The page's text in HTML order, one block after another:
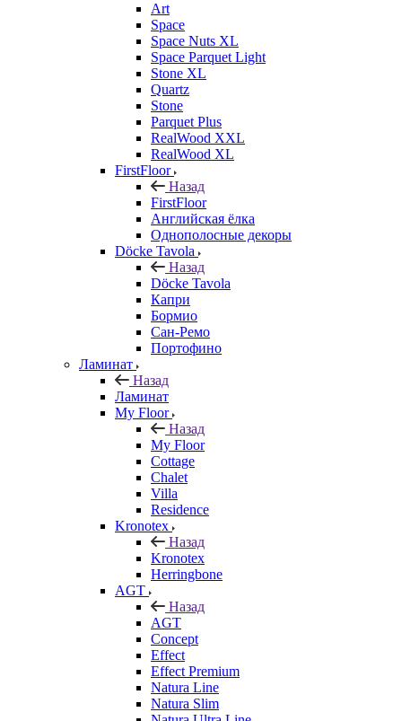
Art
Space
Space Nuts XL
Space Parquet Light
Stone XL
Quartz
Stone
Parquet Plus
RealWood XXL
RealWood XL
FirstFloor
Назад
FirstFloor
Английская ёлка
Однополосные декоры
Döcke Tavola
Назад
Döcke Tavola
Капри
Бормио
Сан-Ремо
Портофино
Ламинат
Назад
Ламинат
My Floor
Назад
My Floor
Cottage
Chalet
Villa
Residence
Kronotex
Назад
Kronotex
Herringbone
AGT
Назад
AGT
Concept
Effect
Effect Premium
Natura Line
Natura Slim